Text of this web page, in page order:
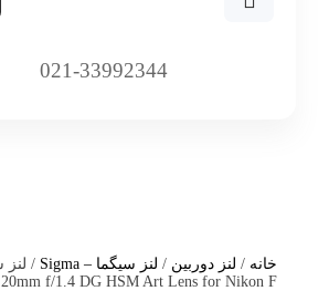
021-33992344
خانه / لنز دوربین / لنز سیگما – Sigma
20mm f/1.4 DG HSM Art Lens for Nikon F